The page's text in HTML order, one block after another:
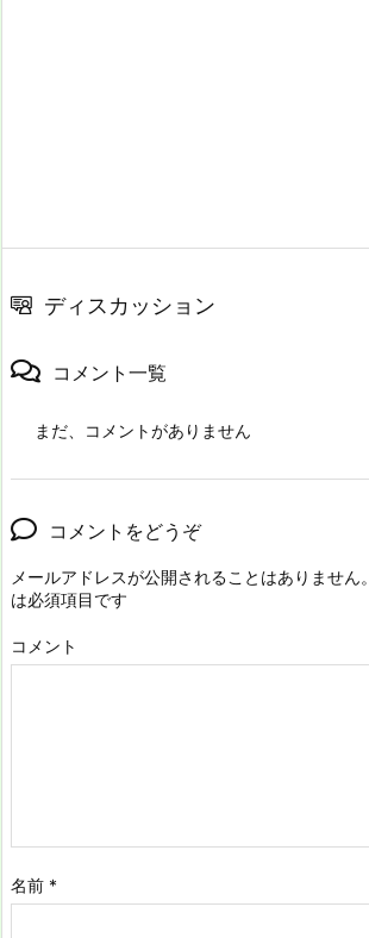
ディスカッション
コメント一覧
まだ、コメントがありません
コメントをどうぞ
メールアドレスが公開されることはありません。
は必須項目です
コメント
名前 *